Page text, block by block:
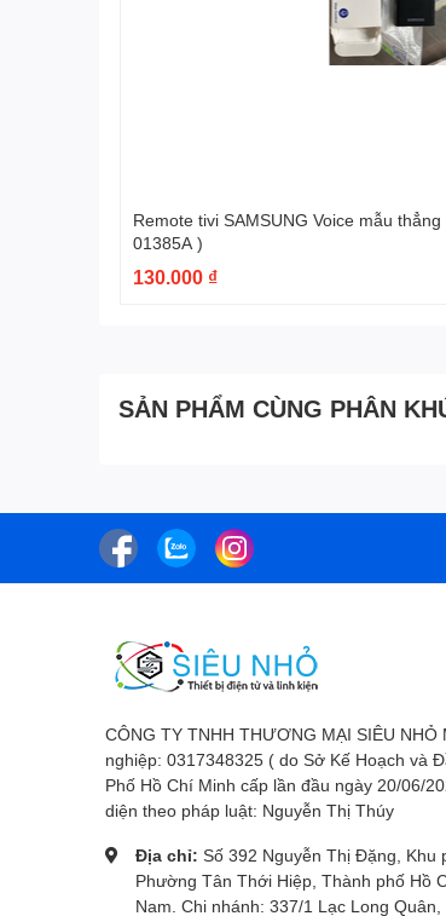
Remote tivi SAMSUNG Voice mẫu thẳng - loại tốt --- có
01385A )
130.000 ₫
SẢN PHẨM CÙNG PHÂN
CÔNG TY TNHH THƯƠNG MẠI SIÊU NHỎ
nghiệp: 0317348325 ( do Sở Kế Hoạch và
Phố Hồ Chí Minh cấp lần đầu ngày 20/06/
diện theo pháp luật: Nguyễn Thị Thúy
Địa chỉ: Số 392 Nguyễn Thị Đặng, Khu
Phường Tân Thới Hiệp, Thành phố Hồ
Nam. Chi nhánh: 337/1 Lạc Long